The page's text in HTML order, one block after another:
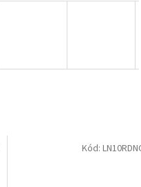
Kód: